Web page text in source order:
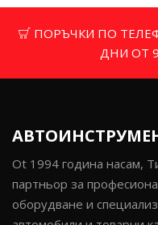
ПОРЪЧКИ ПО
ДНИ ОТ
Ot 1994 година насам,
партньор за
оборудване и